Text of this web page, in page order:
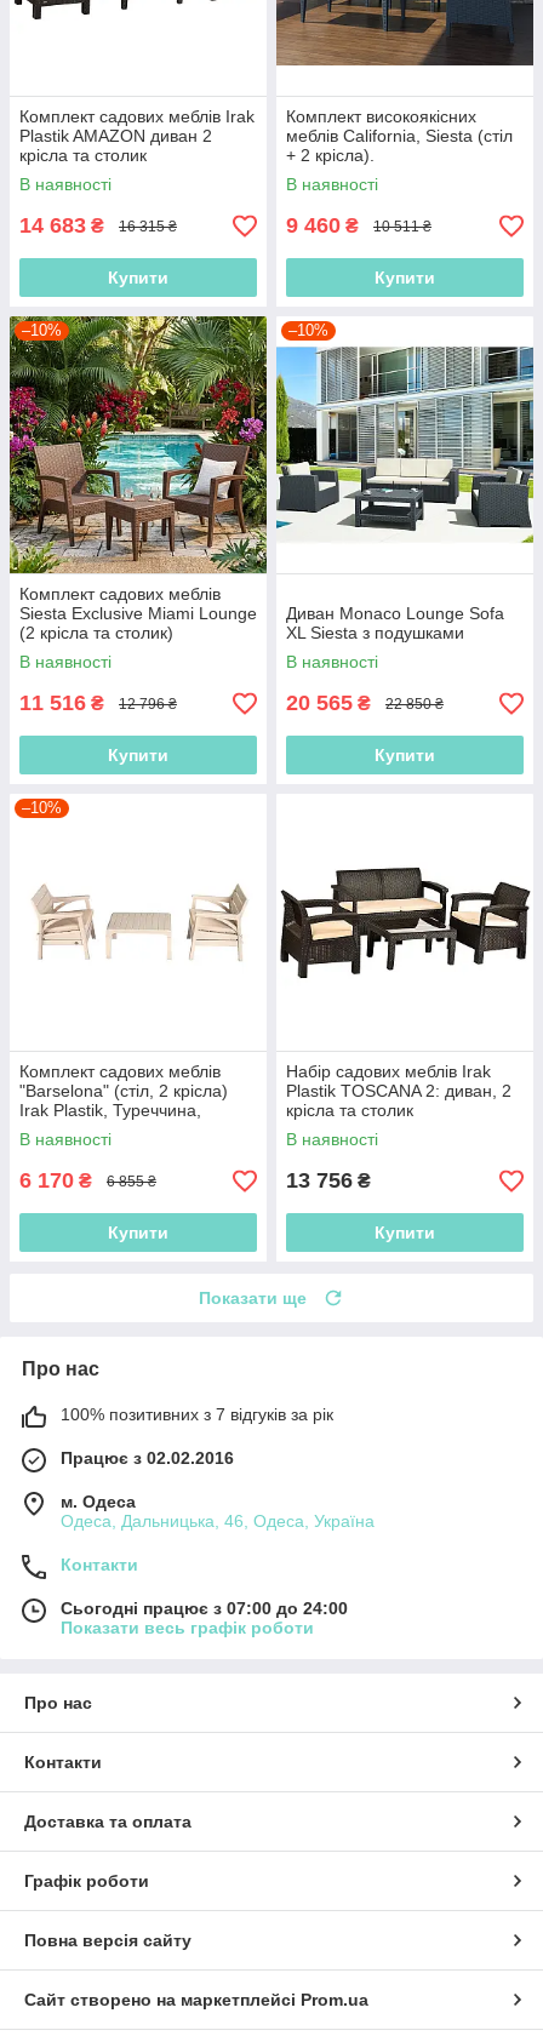
Комплект садових меблів Irak
Plastik AMAZON диван 2
крісла та столик
В наявності
14 683 ₴ 16 315 ₴
Купити
Комплект високоякісних
меблів California, Siesta (стіл
+ 2 крісла).
В наявності
9 460 ₴ 10 511 ₴
Купити
–10%
Комплект садових меблів
Siesta Exclusive Miami Lounge
(2 крісла та столик)
В наявності
11 516 ₴ 12 796 ₴
Купити
–10%
Диван Monaco Lounge Sofa
XL Siesta з подушками
В наявності
20 565 ₴ 22 850 ₴
Купити
–10%
Комплект садових меблів
"Barselona" (стіл, 2 крісла)
Irak Plastik, Туреччина,
бежевий
В наявності
6 170 ₴ 6 855 ₴
Купити
Набір садових меблів Irak
Plastik TOSCANA 2: диван, 2
крісла та столик
В наявності
13 756 ₴
Купити
Показати ще
Про нас
100% позитивних з 7 відгуків за рік
Працює з 02.02.2016
м. Одеса
Одеса, Дальницька, 46, Одеса, Україна
Контакти
Сьогодні працює з 07:00 до 24:00
Показати весь графік роботи
Про нас
Контакти
Доставка та оплата
Графік роботи
Повна версія сайту
Сайт створено на маркетплейсі Prom.ua